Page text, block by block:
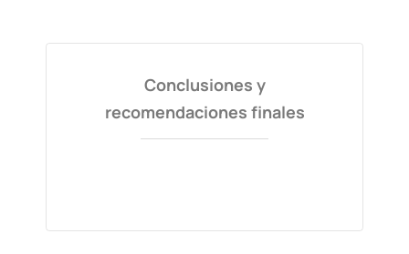
Conclusiones y
recomendaciones finales